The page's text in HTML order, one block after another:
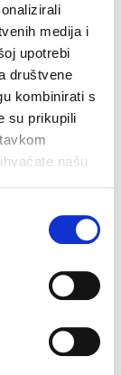
medija i
upotrebi
društvene
kombinirati s
su prikupili
našu
ned
34°C